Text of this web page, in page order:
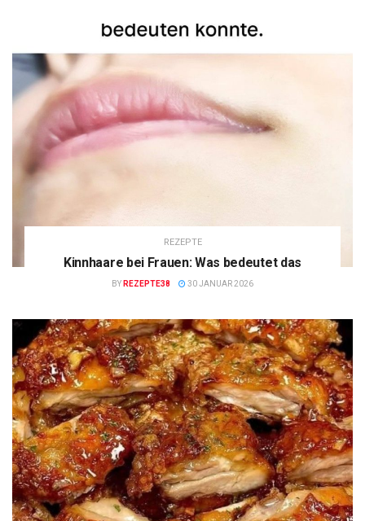
REZEPTE
Kinnhaare bei Frauen: Was bedeutet das
BY REZEPTE38 30 JANUAR 2026